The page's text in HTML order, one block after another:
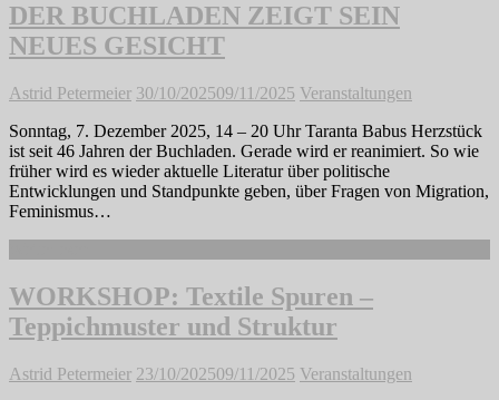
DER BUCHLADEN ZEIGT SEIN
NEUES GESICHT
Astrid Petermeier 30/10/202509/11/2025 Veranstaltungen
Sonntag, 7. Dezember 2025, 14 – 20 Uhr Taranta Babus Herzstück
ist seit 46 Jahren der Buchladen. Gerade wird er reanimiert. So wie
früher wird es wieder aktuelle Literatur über politische
Entwicklungen und Standpunkte geben, über Fragen von Migration,
Feminismus…
WORKSHOP: Textile Spuren –
Teppichmuster und Struktur
Astrid Petermeier 23/10/202509/11/2025 Veranstaltungen